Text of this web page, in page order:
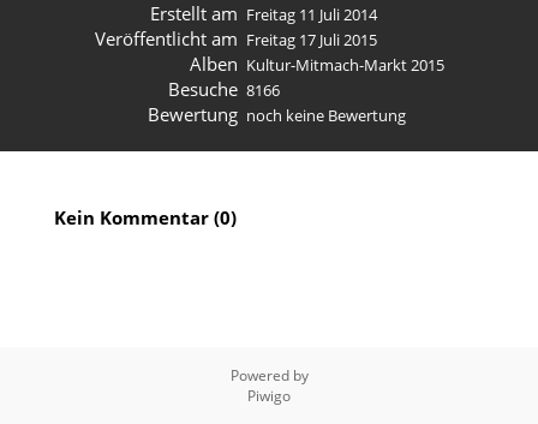
Erstellt am Freitag 11 Juli 2014
Veröffentlicht am Freitag 17 Juli 2015
Alben Kultur-Mitmach-Markt 2015
Besuche 8166
Bewertung noch keine Bewertung
Kein Kommentar (0)
Powered by
Piwigo